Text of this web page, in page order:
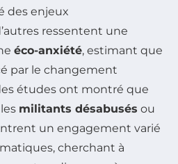
des enjeux
ressentent une
éco-anxiété, estimant que
par le changement
études ont montré que
militants désabusés ou
un engagement varié
cherchant à